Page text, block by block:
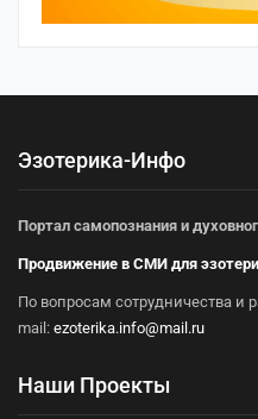
Эзотерика-Инфо
Портал самопознания и
Продвижение в СМИ для
По вопросам сотрудничества
mail: ezoterika.info@mail.ru
Наши Проекты